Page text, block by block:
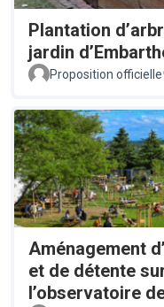
Plantation
jardin
Proposition officielle
Aménagement
et de détente
l’observatoire